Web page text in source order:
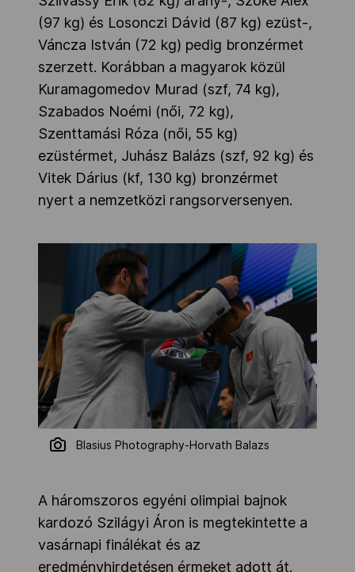
(97 kg) és Losonczi Dávid (87 kg) ezüst-,
Váncza István (72 kg) pedig bronzérmet
szerzett. Korábban a magyarok közül
Kuramagomedov Murad (szf, 74 kg),
Szabados Noémi (női, 72 kg),
Szenttamási Róza (női, 55 kg)
ezüstérmet, Juhász Balázs (szf, 92 kg) és
Vitek Dárius (kf, 130 kg) bronzérmet
nyert a nemzetközi rangsorversenyen.
Blasius Photography-Horvath Balazs
A háromszoros egyéni olimpiai bajnok
kardozó Szilágyi Áron is megtekintette a
vasárnapi finálékat és az
eredményhirdetésen érmeket adott át.